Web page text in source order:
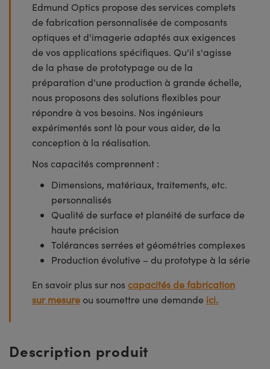
Edmund Optics propose des services complets
de fabrication personnalisée de composants
optiques et d'imagerie adaptés aux exigences
de vos applications spécifiques. Qu'il s'agisse
de la phase de prototypage ou de la
préparation d'une production à grande échelle,
nous proposons des solutions flexibles pour
répondre à vos besoins. Nos ingénieurs
expérimentés sont là pour vous aider, de la
conception à la réalisation.
Nos capacités comprennent :
Dimensions, matériaux, traitements, etc.
personnalisés
Qualité de surface et planéité de surface de
haute précision
Tolérances serrées et géométries complexes
Production évolutive – du prototype à la série
En savoir plus sur nos capacités de fabrication
sur mesure ou soumettre une demande ici.
Description produit